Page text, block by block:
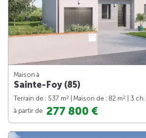
Maison à
Sainte-Foy (85)
Terrain de : 537 m2 | Maison de : 82 m2
| 3 ch.
à partir de 277 800 €